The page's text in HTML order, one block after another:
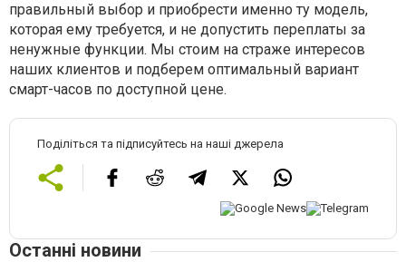
правильный выбор и приобрести именно ту модель,
которая ему требуется, и не допустить переплаты за
ненужные функции. Мы стоим на страже интересов
наших клиентов и подберем оптимальный вариант
смарт-часов по доступной цене.
Поділіться та підписуйтесь на наші джерела
Останні новини